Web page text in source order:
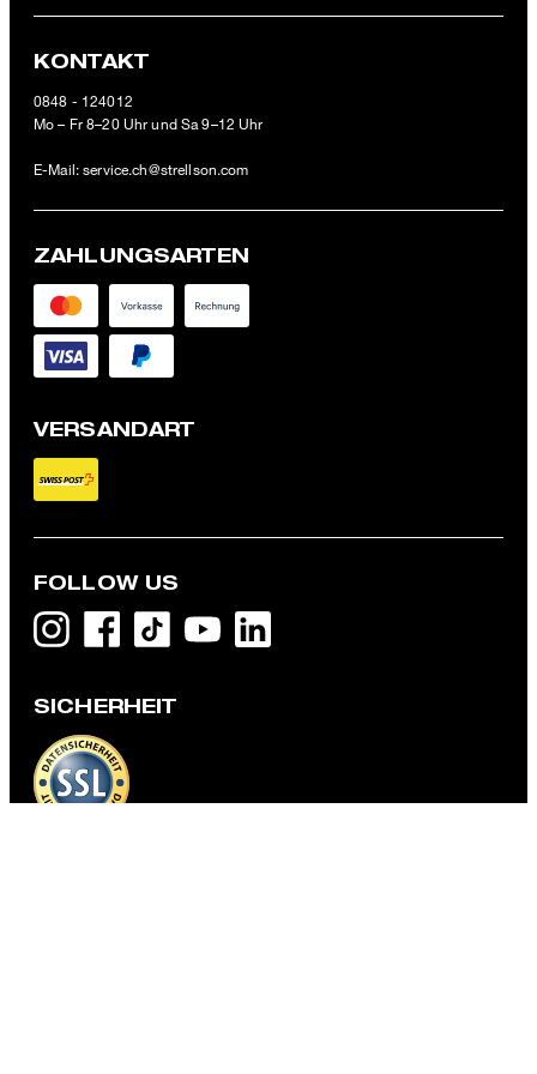
Piqué-Shirt Noem, oliv
CHF 69.95
KONTAKT
0848 - 124012
Mo – Fr 8–20 Uhr und Sa 9–12 Uhr
E-Mail:service.ch@strellson.com
ZAHLUNGSARTEN
VERSANDART
FOLLOW US
SICHERHEIT